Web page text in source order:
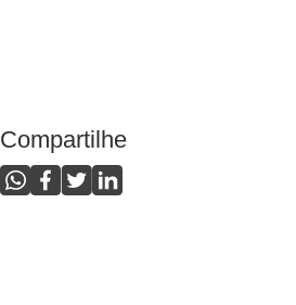
Compartilhe